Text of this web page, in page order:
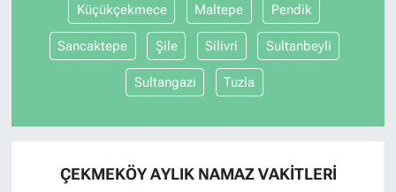
Küçükçekmece Maltepe Pendik
Sancaktepe Şile Silivri Sultanbeyli
Sultangazi Tuzla
ÇEKMEKÖY AYLIK NAMAZ VAKITLERI